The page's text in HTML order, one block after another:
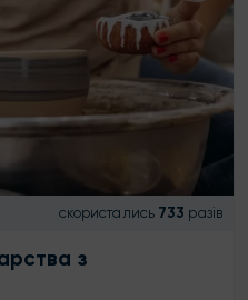
скористались 733 разів
з